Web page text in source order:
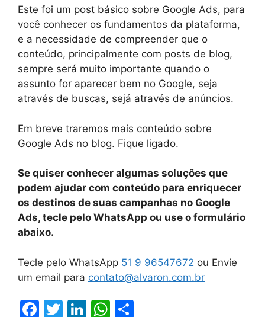
Este foi um post básico sobre Google Ads, para
você conhecer os fundamentos da plataforma,
e a necessidade de compreender que o
conteúdo, principalmente com posts de blog,
sempre será muito importante quando o
assunto for aparecer bem no Google, seja
através de buscas, sejá através de anúncios.
Em breve traremos mais conteúdo sobre
Google Ads no blog. Fique ligado.
Se quiser conhecer algumas soluções que
podem ajudar com conteúdo para enriquecer
os destinos de suas campanhas no Google
Ads, tecle pelo WhatsApp ou use o formulário
abaixo.
Tecle pelo WhatsApp 51 9 96547672 ou Envie
um email para contato@alvaron.com.br
F
T
Li W